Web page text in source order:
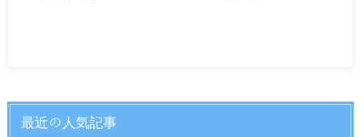
最近の人気記事